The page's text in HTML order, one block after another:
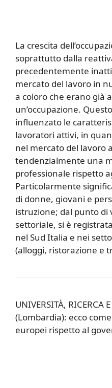
La crescita
soprattutto dalla
precedentemente
mercato del lavoro in
a coloro che erano già
un’occupazione.
influenzato le
lavoratori attivi, in
nel mercato del lavoro
tendenzialmente una
professionale rispetto
Particolarmente
di donne, giovani e
istruzione; dal punto di
settoriale, si è
nel Sud Italia e nei
(alloggi, ristorazione e
UNIVERSITÀ, RICERCA
(Lombardia): ecco
europei rispetto al